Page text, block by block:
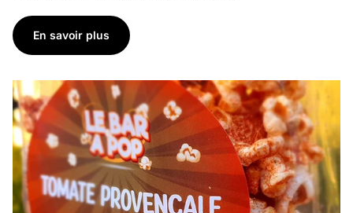
En savoir plus